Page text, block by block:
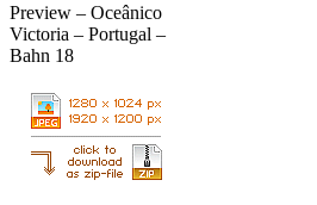
Preview – Oceânico
Victoria – Portugal –
Bahn 18